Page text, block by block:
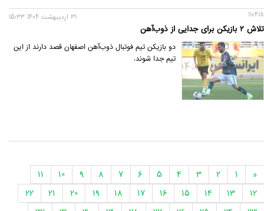
110418
تلاش ۲ بازیکن برای جدایی از ذوب‌آهن
31 ارديبهشت 1404 15:33
دو بازیکن تیم فوتبال ذوب‌آهن اصفهان قصد دارند از این
تیم جدا شوند.
«
1
2
3
4
5
6
7
8
9
10
11
12
13
14
15
16
17
18
19
20
21
22